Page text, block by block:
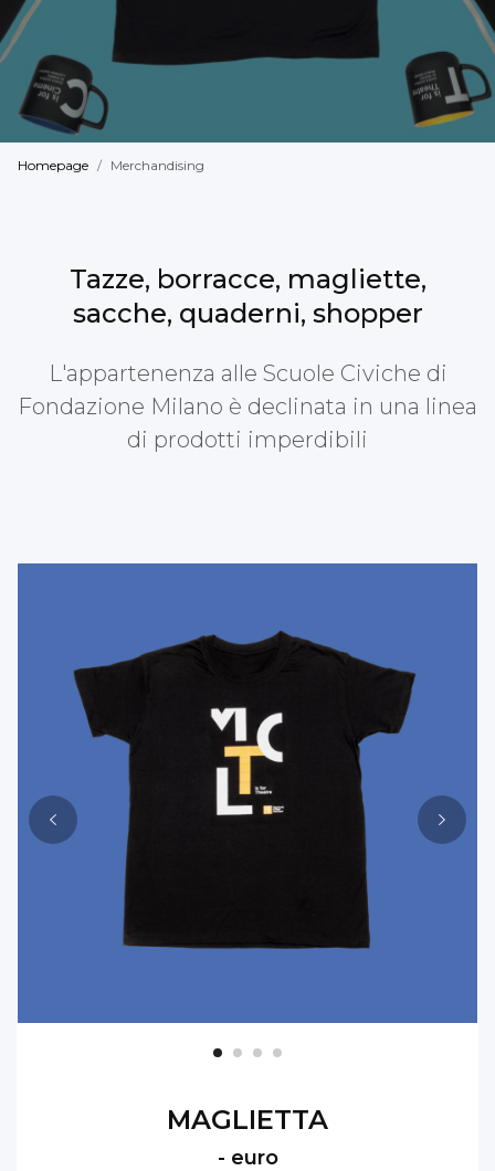
Homepage Merchandising
Tazze, borracce, magliette,
sacche, quaderni, shopper
L'appartenenza alle Scuole Civiche di
Fondazione Milano è declinata in una linea
di prodotti imperdibili
MAGLIETTA
- euro